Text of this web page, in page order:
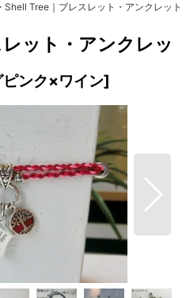
Shell Tree｜ブレスレット・アンクレット
ット・アンクレッ
ンク×ワイン]